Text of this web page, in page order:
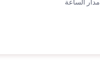
مدار الساعة